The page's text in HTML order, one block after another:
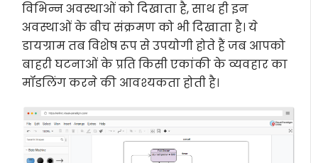
विभिन्न अवस्थाओं को दिखाता है, साथ ही इन
अवस्थाओं के बीच संक्रमण को भी दिखाता है। ये
डायग्राम तब विशेष रूप से उपयोगी होते हैं जब आपको
बाहरी घटनाओं के प्रति किसी एकांकी के व्यवहार का
मॉडलिंग करने की आवश्यकता होती है।